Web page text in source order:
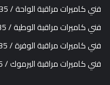
فني كاميرات مراقبة الواحة / 92222535 /
فني كاميرات مراقبة الوطية / 92222535 /
فني كاميرات مراقبة الوفرة / 92222535 /
فني كاميرات مراقبة اليرموك / 92222535 /